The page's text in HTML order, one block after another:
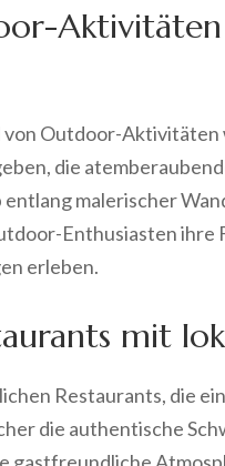
Outdoor-Aktivitäten
die
malerischer
Enthusiasten
erleben.
mit
Restaurants, die
die authentische